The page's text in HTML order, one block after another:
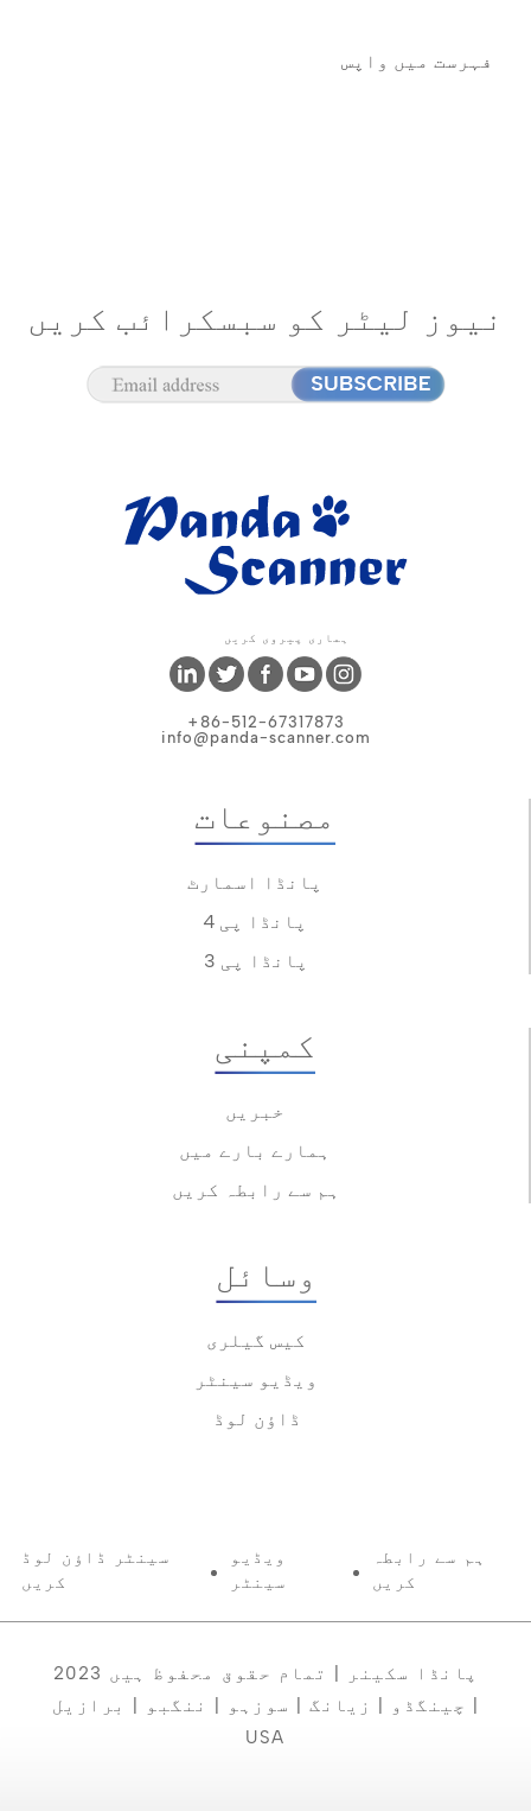
فہرست میں واپس
نیوز لیٹر کو سبسکرائب کریں
ہماری پیروی کریں
+86-512-67317873
info@panda-scanner.com
مصنوعات
پانڈا اسمارٹ
پانڈا پی 4
پانڈا پی 3
کمپنی
خبریں
ہمارے بارے میں
ہم سے رابطہ کریں
وسائل
کیس گیلری
ویڈیو سینٹر
ڈاؤن لوڈ
سینٹر ڈاؤن لوڈ
کریں
ویڈیو
سینٹر
ہم سے رابطہ
کریں
2023 پانڈا سکینر | تمام حقوق محفوظ ہیں
چینگڈو | زیانگ | سوزہو | ننگبو | برازیل |
USA